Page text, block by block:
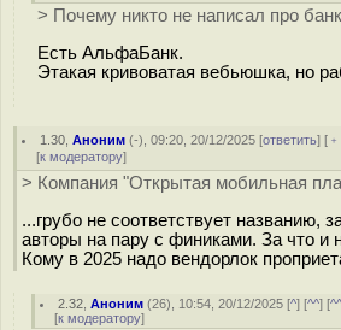
> Почему никто не написал про
Есть АльфаБанк.
Этакая кривоватая вебьюшка, но
1.30 ,Аноним (-), 09:20, 20/12/2025 [ответить] [
[к модератору]
> Компания "Открытая мобильная
...грубо не соответствует названию,
авторы на пару с финиками. За что и
Кому в 2025 надо вендорлок
2.32 ,Аноним (26), 10:54, 20/12/2025 [^] [^^] [
[к модератору]